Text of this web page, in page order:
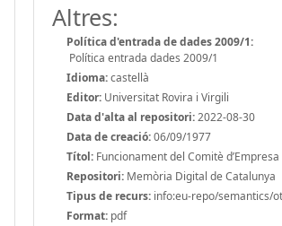
Altres:
Política d'entrada de dades 2009/1:
Política entrada dades 2009/1
Idioma:castellà
Editor: Universitat Rovira i Virgili
Data d'alta al repositori:2022-08-30
Data de creació:06/09/1977
Títol: Funcionament del Comitè
Repositori: Memòria Digital de Catalunya
Tipus de recurs: info:eu-repo/semantics/
Format: pdf